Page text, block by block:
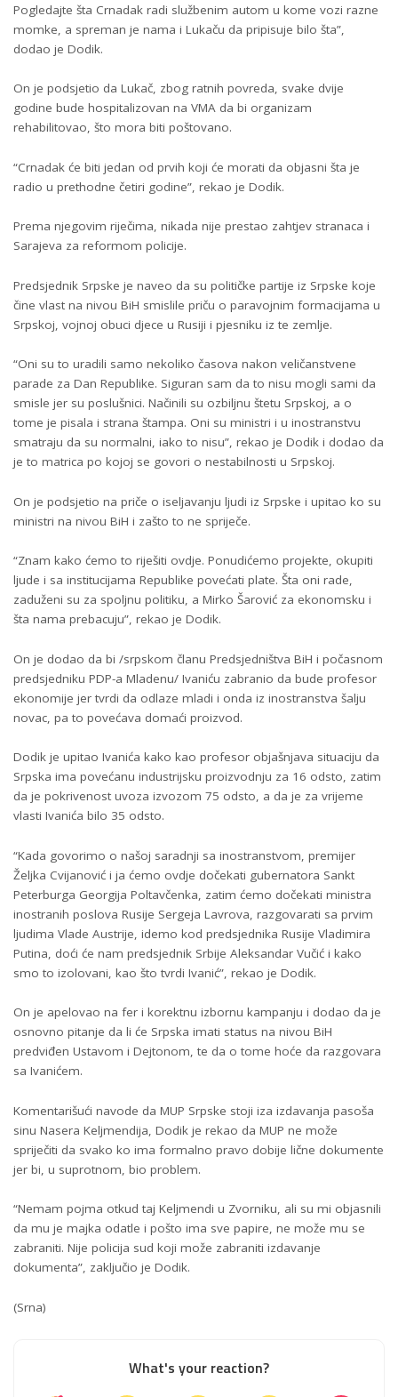
Pogledajte šta Crnadak radi službenim autom u kome vozi razne
momke, a spreman je nama i Lukaču da pripisuje bilo šta”,
dodao je Dodik.
On je podsjetio da Lukač, zbog ratnih povreda, svake dvije
godine bude hospitalizovan na VMA da bi organizam
rehabilitovao, što mora biti poštovano.
“Crnadak će biti jedan od prvih koji će morati da objasni šta je
radio u prethodne četiri godine”, rekao je Dodik.
Prema njegovim riječima, nikada nije prestao zahtjev stranaca i
Sarajeva za reformom policije.
Predsjednik Srpske je naveo da su političke partije iz Srpske koje
čine vlast na nivou BiH smislile priču o paravojnim formacijama u
Srpskoj, vojnoj obuci djece u Rusiji i pjesniku iz te zemlje.
“Oni su to uradili samo nekoliko časova nakon veličanstvene
parade za Dan Republike. Siguran sam da to nisu mogli sami da
smisle jer su poslušnici. Načinili su ozbiljnu štetu Srpskoj, a o
tome je pisala i strana štampa. Oni su ministri i u inostranstvu
smatraju da su normalni, iako to nisu”, rekao je Dodik i dodao da
je to matrica po kojoj se govori o nestabilnosti u Srpskoj.
On je podsjetio na priče o iseljavanju ljudi iz Srpske i upitao ko su
ministri na nivou BiH i zašto to ne spriječe.
“Znam kako ćemo to riješiti ovdje. Ponudićemo projekte, okupiti
ljude i sa institucijama Republike povećati plate. Šta oni rade,
zaduženi su za spoljnu politiku, a Mirko Šarović za ekonomsku i
šta nama prebacuju”, rekao je Dodik.
On je dodao da bi /srpskom članu Predsjedništva BiH i počasnom
predsjedniku PDP-a Mladenu/ Ivaniću zabranio da bude profesor
ekonomije jer tvrdi da odlaze mladi i onda iz inostranstva šalju
novac, pa to povećava domaći proizvod.
Dodik je upitao Ivanića kako kao profesor objašnjava situaciju da
Srpska ima povećanu industrijsku proizvodnju za 16 odsto, zatim
da je pokrivenost uvoza izvozom 75 odsto, a da je za vrijeme
vlasti Ivanića bilo 35 odsto.
“Kada govorimo o našoj saradnji sa inostranstvom, premijer
Željka Cvijanović i ja ćemo ovdje dočekati gubernatora Sankt
Peterburga Georgija Poltavčenka, zatim ćemo dočekati ministra
inostranih poslova Rusije Sergeja Lavrova, razgovarati sa prvim
ljudima Vlade Austrije, idemo kod predsjednika Rusije Vladimira
Putina, doći će nam predsjednik Srbije Aleksandar Vučić i kako
smo to izolovani, kao što tvrdi Ivanić”, rekao je Dodik.
On je apelovao na fer i korektnu izbornu kampanju i dodao da je
osnovno pitanje da li će Srpska imati status na nivou BiH
predviđen Ustavom i Dejtonom, te da o tome hoće da razgovara
sa Ivanićem.
Komentarišući navode da MUP Srpske stoji iza izdavanja pasoša
sinu Nasera Keljmendija, Dodik je rekao da MUP ne može
spriječiti da svako ko ima formalno pravo dobije lične dokumente
jer bi, u suprotnom, bio problem.
“Nemam pojma otkud taj Keljmendi u Zvorniku, ali su mi objasnili
da mu je majka odatle i pošto ima sve papire, ne može mu se
zabraniti. Nije policija sud koji može zabraniti izdavanje
dokumenta”, zaključio je Dodik.
(Srna)
What's your reaction?